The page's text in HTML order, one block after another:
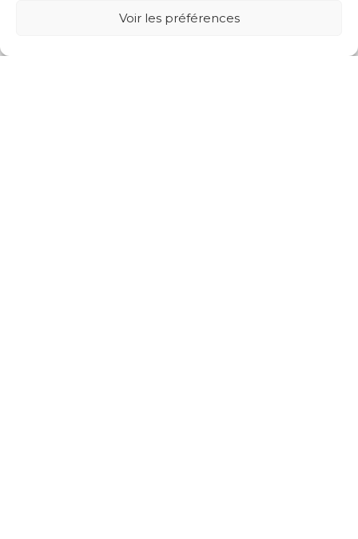
Voir les préférences
Next projects